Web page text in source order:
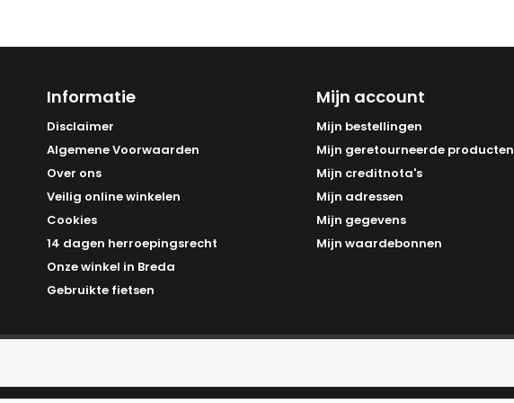
Informatie
Disclaimer
Algemene Voorwaarden
Over ons
Veilig online winkelen
Cookies
14 dagen herroepingsrecht
Onze winkel in Breda
Gebruikte fietsen
Mijn account
Mijn bestellingen
Mijn geretourneerde producten
Mijn creditnota's
Mijn adressen
Mijn gegevens
Mijn waardebonnen